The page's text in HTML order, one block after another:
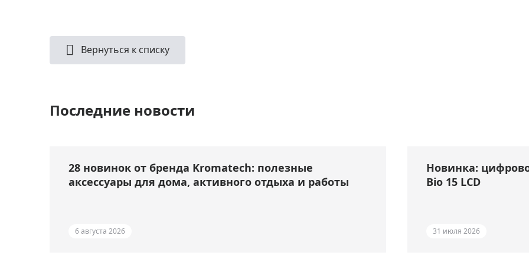
Вернуться к списку
Последние новости
28 новинок от бренда Kromatech: полезные
аксессуары для дома, активного отдыха и работы
6 августа 2026
Новинка:
Bio 15 LCD
31 июля 2026